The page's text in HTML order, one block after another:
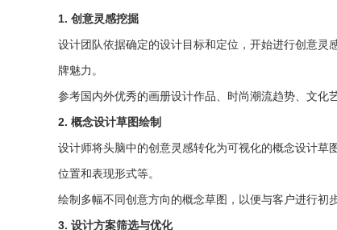
1. 创意灵感挖掘
设计团队依据确定的设计目标和定位，开始进行创意
牌魅力。
参考国内外优秀的画册设计作品、时尚潮流趋势、文化
2. 概念设计草图绘制
设计师将头脑中的创意灵感转化为可视化的概念设计
位置和表现形式等。
绘制多幅不同创意方向的概念草图，以便与客户进行初
3. 设计方案筛选与优化